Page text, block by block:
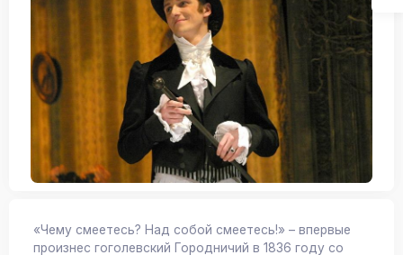
«Чему смеетесь? Над собой смеетесь!» – впервые
произнес гоголевский Городничий в 1836 году со